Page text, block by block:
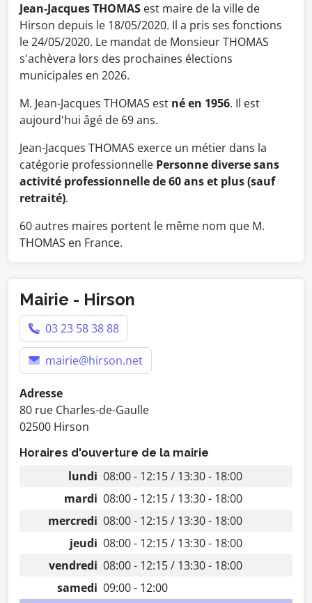
Jean-Jacques THOMAS est maire de la ville de
Hirson depuis le 18/05/2020. Il a pris ses fonctions
le 24/05/2020. Le mandat de Monsieur THOMAS
s'achèvera lors des prochaines élections
municipales en 2026.
M. Jean-Jacques THOMAS est né en 1956. Il est
aujourd'hui âgé de 69 ans.
Jean-Jacques THOMAS exerce un métier dans la
catégorie professionnelle Personne diverse sans
activité professionnelle de 60 ans et plus (sauf
retraité).
60 autres maires portent le même nom que M.
THOMAS en France.
Mairie - Hirson
03 23 58 38 88
mairie@hirson.net
Adresse
80 rue Charles-de-Gaulle
02500 Hirson
Horaires d'ouverture de la mairie
lundi 08:00 - 12:15 / 13:30 - 18:00
mardi 08:00 - 12:15 / 13:30 - 18:00
mercredi 08:00 - 12:15 / 13:30 - 18:00
jeudi 08:00 - 12:15 / 13:30 - 18:00
vendredi 08:00 - 12:15 / 13:30 - 18:00
samedi 09:00 - 12:00